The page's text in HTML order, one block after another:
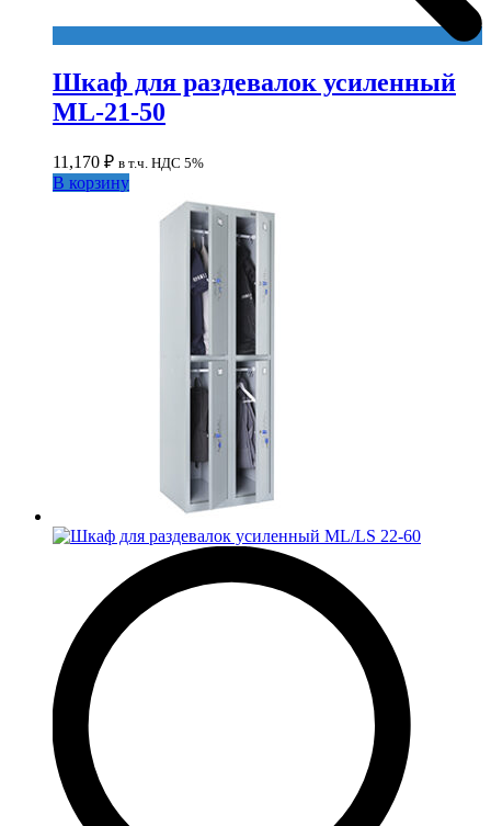
Шкаф для раздевалок усиленный
ML-21-50
11,170 ₽ в т.ч. НДС 5%
В корзину